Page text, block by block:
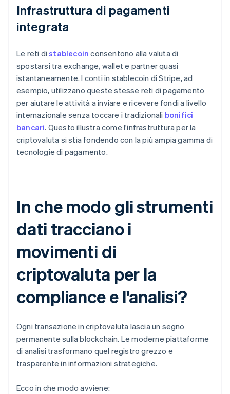
Infrastruttura di pagamenti
integrata
Le reti distablecoin consentono alla valuta di
spostarsi tra exchange, wallet e partner quasi
istantaneamente. I conti in stablecoin di Stripe, ad
esempio, utilizzano queste stesse reti di pagamento
per aiutare le attività a inviare e ricevere fondi a livello
internazionale senza toccare i tradizionali bonifici
bancari. Questo illustra come l'infrastruttura per la
criptovaluta si stia fondendo con la più ampia gamma di
tecnologie di pagamento.
In che modo gli strumenti
dati tracciano i
movimenti di
criptovaluta per la
compliance e l'analisi?
Ogni transazione in criptovaluta lascia un segno
permanente sulla blockchain. Le moderne piattaforme
di analisi trasformano quel registro grezzo e
trasparente in informazioni strategiche.
Ecco in che modo avviene: